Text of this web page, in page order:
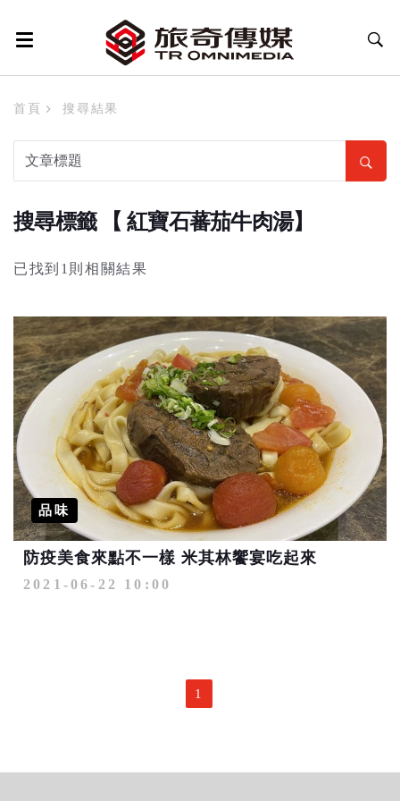
首頁 搜尋結果
搜尋標籤 【 紅寶石蕃茄牛肉湯】
已找到1則相關結果
品味
防疫美食來點不一樣 米其林饗宴吃起來
2021-06-22 10:00
1